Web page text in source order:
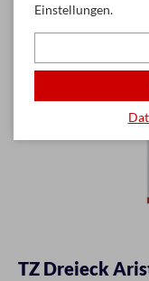
TZ Dreieck
Einstellungen.